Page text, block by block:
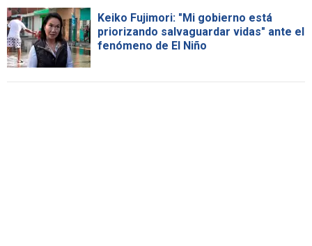
Keiko Fujimori: "Mi gobierno está
priorizando salvaguardar vidas" ante el
fenómeno de El Niño